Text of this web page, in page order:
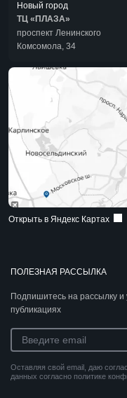
ПОЛЕЗНАЯ РАССЫЛКА
Подпишитесь на рассылку и
публикациях
Оставляя свой email, даю
данных согласно политике
Новый город
ТЦ «ПЛАЗА»
проспект Ленинского
Комсомола, 34
Открыть в Яндекс Картах